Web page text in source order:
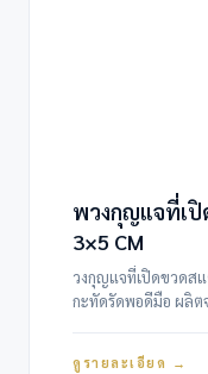
พวงกุญแจที่เปิ
3×5 CM
วงกุญแจที่เปิดขวดสแ
กะทัดรัดพอดีมือ ผลิ
ดูรายละเอียด →